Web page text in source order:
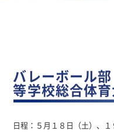
バレーボール
等学校総合体
日程：５月１８日（土）、１